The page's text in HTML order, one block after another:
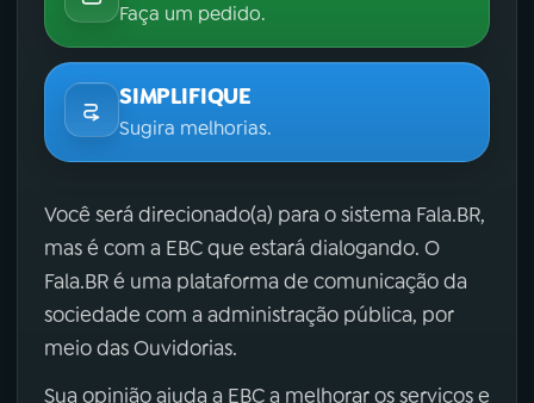
Faça um pedido.
SIMPLIFIQUE
Sugira melhorias.
Você será direcionado(a) para o sistema Fala.BR,
mas é com a EBC que estará dialogando. O
Fala.BR é uma plataforma de comunicação da
sociedade com a administração pública, por
meio das Ouvidorias.
Sua opinião ajuda a EBC a melhorar os serviços e